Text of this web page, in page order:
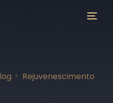
Rejuvenescimento